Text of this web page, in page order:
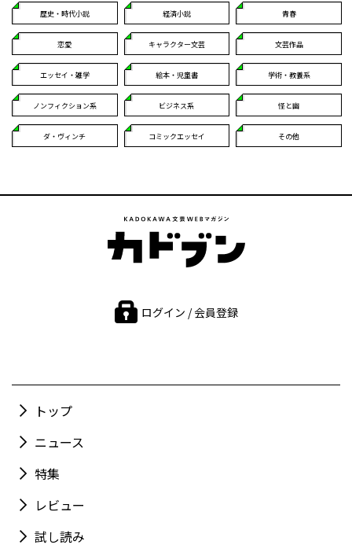
歴史・時代小説 経済小説 青春
恋愛 キャラクター文芸 文芸作品
エッセイ・雑学 絵本・児童書 学術・教養系
ノンフィクション系 ビジネス系 怪と幽
ダ・ヴィンチ コミックエッセイ その他
ログイン / 会員登録
トップ
ニュース
特集
レビュー
試し読み